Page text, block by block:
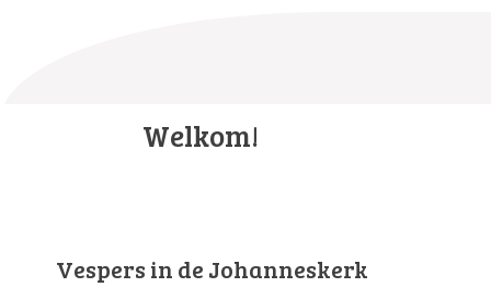
Welkom!
Vespers in de Johanneskerk